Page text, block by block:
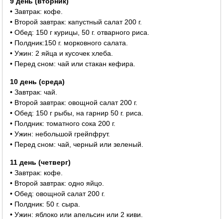
• Завтрак: кофе.
• Второй завтрак: капустный салат 200 г.
• Обед: 150 г курицы, 50 г. отварного риса.
• Полдник:150 г. морковного салата.
• Ужин: 2 яйца и кусочек хлеба.
• Перед сном: чай или стакан кефира.
10 день (среда)
• Завтрак: чай.
• Второй завтрак: овощной салат 200 г.
• Обед: 150 г рыбы, на гарнир 50 г. риса.
• Полдник: томатного сока 200 г.
• Ужин: небольшой грейпфрут.
• Перед сном: чай, черный или зеленый.
11 день (четверг)
• Завтрак: кофе.
• Второй завтрак: одно яйцо.
• Обед: овощной салат 200 г.
• Полдник: 50 г. сыра.
• Ужин: яблоко или апельсин или 2 киви.